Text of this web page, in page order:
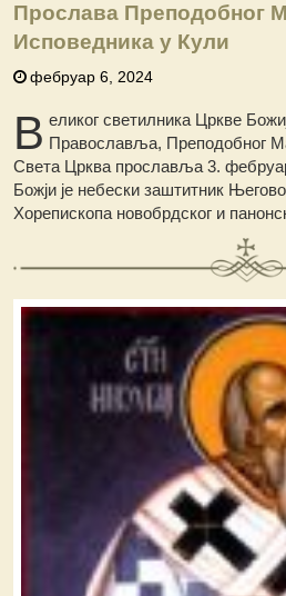
Прослава Преподобног
Исповедника у Кули
фебруар 6, 2024
В еликог светилника Цркве
Православља, Преподобног
Света Црква прославља 3.
Божји је небески заштитник
Хорепископа новобрдског и